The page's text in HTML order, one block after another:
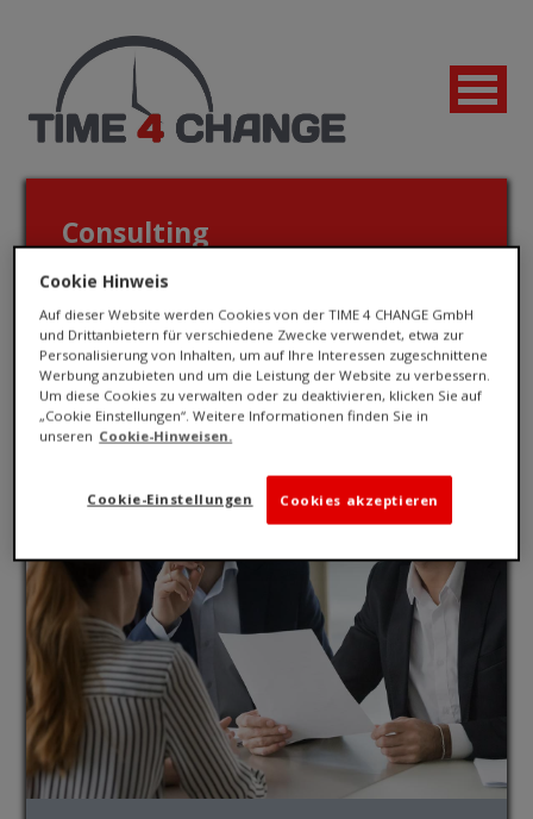
Jetzt bewerben!
Consulting
Für Unternehmen
Cookie Hinweis
Auf dieser Website werden Cookies von der TIME 4 CHANGE GmbH
und Drittanbietern für verschiedene Zwecke verwendet, etwa zur
Personalisierung von Inhalten, um auf Ihre Interessen zugeschnittene
Werbung anzubieten und um die Leistung der Website zu verbessern.
Um diese Cookies zu verwalten oder zu deaktivieren, klicken Sie auf
„Cookie Einstellungen“. Weitere Informationen finden Sie in
unseren Cookie-Hinweisen.
Cookies akzeptieren
Cookie-Einstellungen